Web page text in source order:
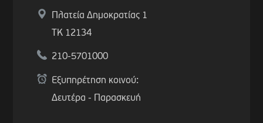
Πλατεία Δημοκρατίας 1
ΤΚ 12134
210-5701000
Εξυπηρέτηση κοινού:
Δευτέρα - Παρασκευή